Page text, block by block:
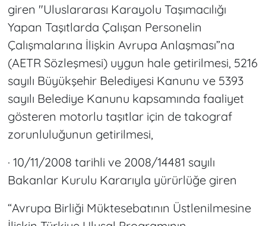
giren "Uluslararası Karayolu Taşımacılığı
Yapan Taşıtlarda Çalışan Personelin
Çalışmalarına İlişkin Avrupa Anlaşması”na
(AETR Sözleşmesi) uygun hale getirilmesi, 5216
sayılı Büyükşehir Belediyesi Kanunu ve 5393
sayılı Belediye Kanunu kapsamında faaliyet
gösteren motorlu taşıtlar için de takograf
zorunluluğunun getirilmesi,
· 10/11/2008 tarihli ve 2008/14481 sayılı
Bakanlar Kurulu Kararıyla yürürlüğe giren
“Avrupa Birliği Müktesebatının Üstlenilmesine